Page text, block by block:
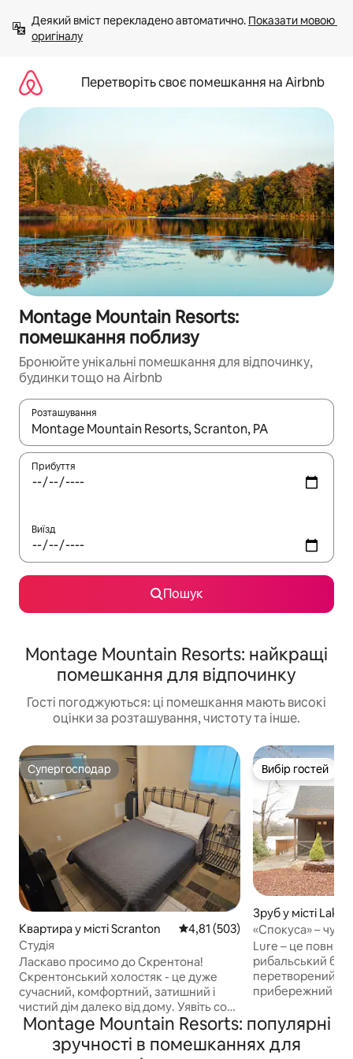
вмісту
Деякий вміст перекладено автоматично. Показати мовою
оригіналу
Перетворіть своє помешкання на Airbnb
Montage Mountain Resorts:
помешкання поблизу
Бронюйте унікальні помешкання для відпочинку,
будинки тощо на Airbnb
Розташування
Отримавши результати пошуку, використовуйте для
Прибуття
Виїзд
Пошук
Montage Mountain Resorts: найкращі
помешкання для відпочинку
Гості погоджуються: ці помешкання мають високі
оцінки за розташування, чистоту та інше.
Супергосподар
Супергосподар
Квартира у місті Scranton Середня оцінка: 4,81 з 5,
4,81 (503)
Студія
Ласкаво просимо до Скрентона!
Скрентонський холостяк - це дуже
сучасний, комфортний, затишний і
чистий дім далеко від дому. Уявіть собі
невеликий готельний номер, але
продумано налаштований і
доглянутий. Airbnb вимагає, щоб ця
Вибір гостей
Вибір гостей
Зруб у місті
«Спокуса» –
будинок на
Lure – це
рибальський
перетворений
прибережний
Раунд-Понд у
помешкання,
поєднує в собі
Montage Mountain Resorts: популярні
зручності в помешканнях для